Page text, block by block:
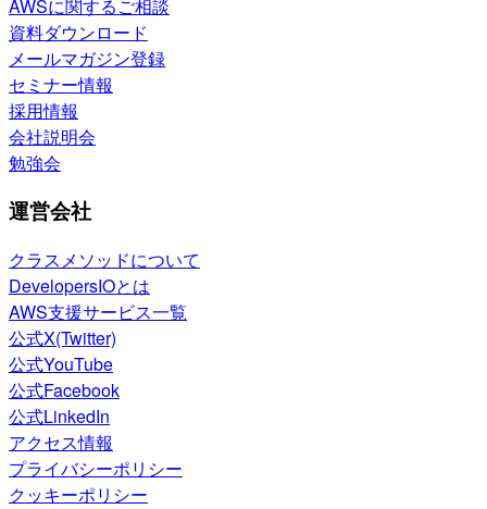
AWSに関するご相談
資料ダウンロード
メールマガジン登録
セミナー情報
採用情報
会社説明会
勉強会
運営会社
クラスメソッドについて
DevelopersIOとは
AWS支援サービス一覧
公式X(Twitter)
公式YouTube
公式Facebook
公式LinkedIn
アクセス情報
プライバシーポリシー
クッキーポリシー